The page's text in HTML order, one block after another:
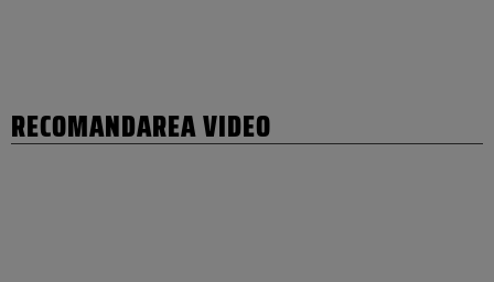
RECOMANDAREA VIDEO